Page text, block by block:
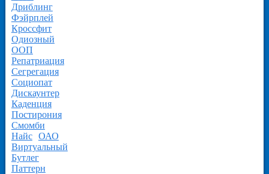
Дриблинг
Фэйрплей
Кроссфит
Одиозный
ООП
Репатриация
Сегрегация
Социопат
Дискаунтер
Каденция
Постирония
Смомби
Найс
ОАО
Виртуальный
Бутлег
Паттерн